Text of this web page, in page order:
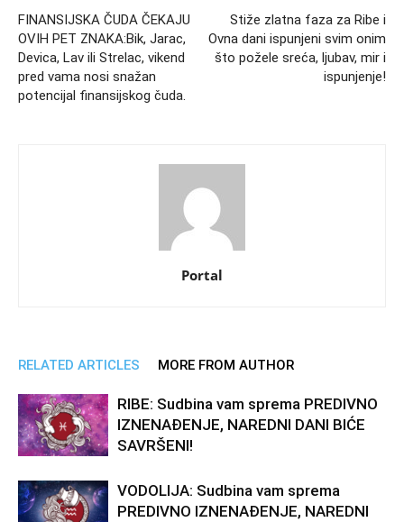
FINANSIJSKA ČUDA ČEKAJU
OVIH PET ZNAKA:Bik, Jarac,
Devica, Lav ili Strelac, vikend
pred vama nosi snažan
potencijal finansijskog čuda.
Stiže zlatna faza za Ribe i
Ovna dani ispunjeni svim onim
što požele sreća, ljubav, mir i
ispunjenje!
Portal
RELATED ARTICLES MORE FROM AUTHOR
RIBE: Sudbina vam sprema PREDIVNO
IZNENAĐENJE, NAREDNI DANI BIĆE
SAVRŠENI!
VODOLIJA: Sudbina vam sprema
PREDIVNO IZNENAĐENJE, NAREDNI